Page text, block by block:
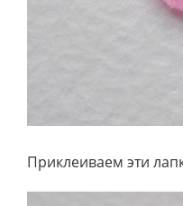
Приклеиваем эти